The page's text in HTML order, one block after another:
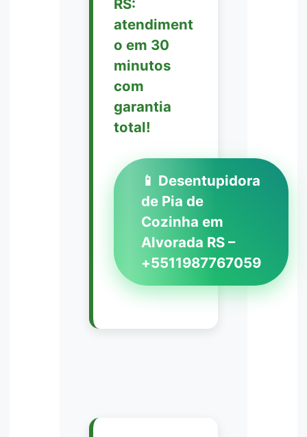
RS:
atendiment
o em 30
minutos
com
garantia
total!
📱 Desentupidora
de Pia de
Cozinha em
Alvorada RS –
+5511987767059